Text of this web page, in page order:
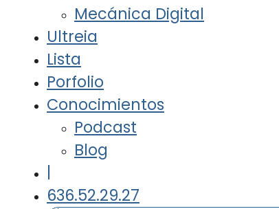
Mecánica Digital
Ultreia
Lista
Porfolio
Conocimientos
Podcast
Blog
|
636.52.29.27